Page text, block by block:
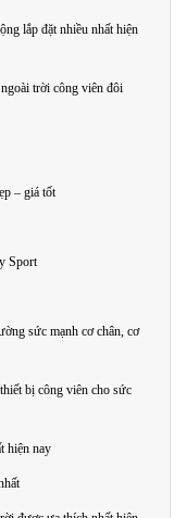
lắp đặt nhiều nhất hiện
trời công viên đôi
– giá tốt
Sport
sức mạnh cơ chân, cơ
bị công viên cho sức
hiện nay